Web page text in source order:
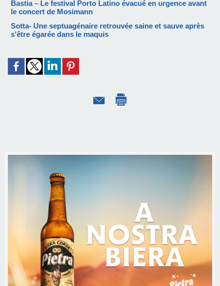
Bastia – Le festival Porto Latino évacué en urgence avant
le concert de Mosimann
Sotta- Une septuagénaire retrouvée saine et sauve après
s'être égarée dans le maquis